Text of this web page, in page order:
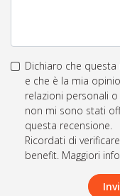
Dichiaro che
e che è la mia
relazioni personali
non mi sono stati
questa recensione.
Ricordati di
benefit. Maggiori